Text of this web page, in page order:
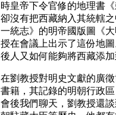
時皇帝下令官修的地理書
卻沒有把西藏納入其統轄
一統志》的明帝國版圖《
授在會議上出示了這份地
後人又如何能夠將西藏添
在劉教授對明史文獻的廣
書籍，其記錄的明朝行政
會後我們聊天，劉教授還